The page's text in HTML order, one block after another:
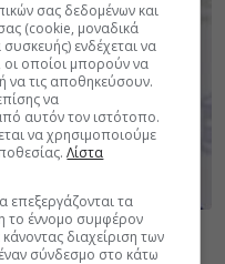
χρόνο, το
σας δεδομένων και
(cookie, μοναδικά
ενδέχεται να
οποίοι μπορούν να
τις αποθηκεύσουν.
να
αυτόν τον ιστότοπο.
να χρησιμοποιούμε
Λίστα
επεξεργάζονται τα
το έννομο συμφέρον
διαχείριση των
σύνδεσμο στο κάτω